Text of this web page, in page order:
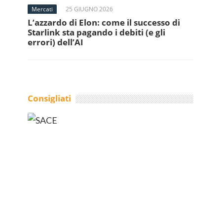
Mercati 25 GIUGNO 2026
L’azzardo di Elon: come il successo di
Starlink sta pagando i debiti (e gli
errori) dell’AI
Consigliati